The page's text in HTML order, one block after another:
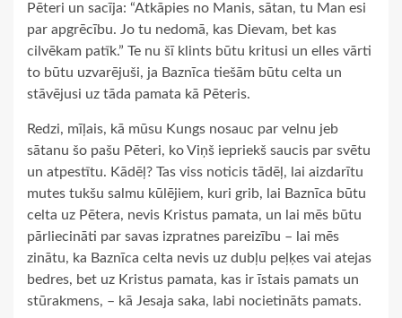
Pēteri un sacīja: “Atkāpies no Manis, sātan, tu Man esi
par apgrēcību. Jo tu nedomā, kas Dievam, bet kas
cilvēkam patīk.” Te nu šī klints būtu kritusi un elles vārti
to būtu uzvarējuši, ja Baznīca tiešām būtu celta un
stāvējusi uz tāda pamata kā Pēteris.
Redzi, mīļais, kā mūsu Kungs nosauc par velnu jeb
sātanu šo pašu Pēteri, ko Viņš iepriekš saucis par svētu
un atpestītu. Kādēļ? Tas viss noticis tādēļ, lai aizdarītu
mutes tukšu salmu kūlējiem, kuri grib, lai Baznīca būtu
celta uz Pētera, nevis Kristus pamata, un lai mēs būtu
pārliecināti par savas izpratnes pareizību – lai mēs
zinātu, ka Baznīca celta nevis uz dubļu peļķes vai atejas
bedres, bet uz Kristus pamata, kas ir īstais pamats un
stūrakmens, – kā Jesaja saka, labi nocietināts pamats.